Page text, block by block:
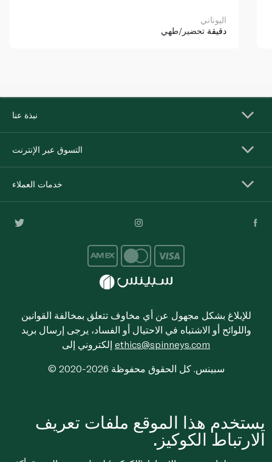
اليوناني
دقيقة تحضير/طهي
نبذة عنا
التسوق عبر الإنترنت
خدمات العملاء
للإبلاغ بشكل مجهول عن أي مخاوف تتعلق بمخالفة القوانين
واللوائح أو الاشتباه في الاحتيال أو الفساد، يرجى إرسال بريد
ethics@spinneys.com
© 2020-2026 سبينس. كل الحقوق محفوظة
يستخدم هذا الموقع ملفات تعريف
الارتباط الكوكيز.